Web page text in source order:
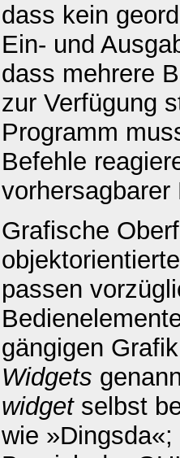
dass kein
Ein- und
dass mehrere
zur Verfügung
Programm
Befehle
vorhersagbarer
Grafische
passen
gängigen
Widgets
widgetselbst
wie